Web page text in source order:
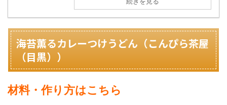
海苔薫るカレーつけうどん（こんぴら茶屋
（目黒））
材料・作り方はこちら